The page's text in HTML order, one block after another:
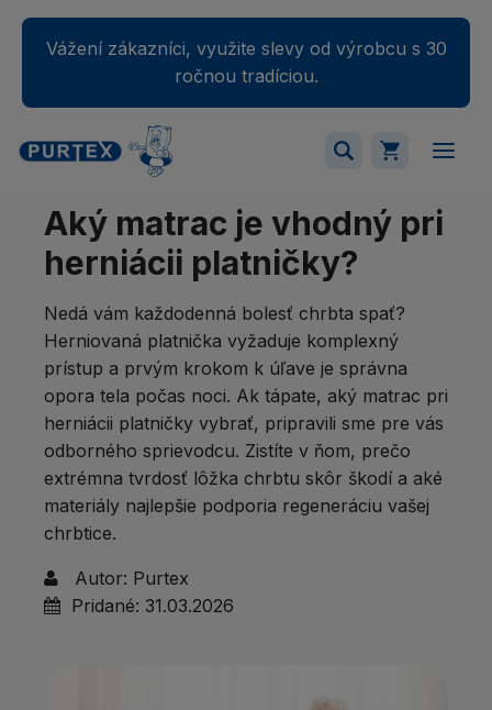
Vážení zákazníci, využite slevy od výrobcu s 30
ročnou tradíciou.
Váš nákupný košík je momentálne prázdny.
Pridajte produkty do košíka.
Aký matrac je vhodný pri
herniácii platničky?
Nedá vám každodenná bolesť chrbta spať?
Herniovaná platnička vyžaduje komplexný
prístup a prvým krokom k úľave je správna
opora tela počas noci. Ak tápate, aký matrac pri
herniácii platničky vybrať, pripravili sme pre vás
odborného sprievodcu. Zistíte v ňom, prečo
extrémna tvrdosť lôžka chrbtu skôr škodí a aké
materiály najlepšie podporia regeneráciu vašej
chrbtice.
Autor: Purtex
Pridané: 31.03.2026